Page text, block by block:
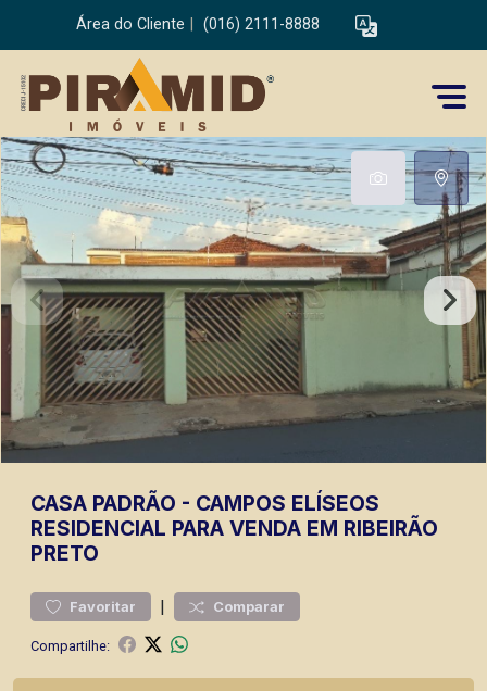
Área do Cliente (016) 2111-8888
CASA PADRÃO - CAMPOS ELÍSEOS
RESIDENCIAL PARA VENDA EM RIBEIRÃO
PRETO
Favoritar | Comparar
Compartilhe: